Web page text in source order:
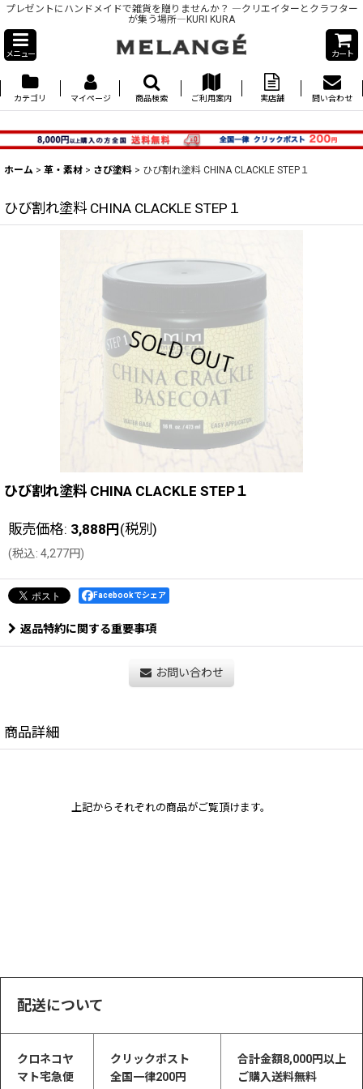
プレゼントにハンドメイドで雑貨を贈りませんか？ ―クリエイターとクラフター
が集う場所―KURI KURA
メニュー カート
カテゴリ マイページ 商品検索 ご利用案内 実店舗 問い合わせ
ホーム > 革・素材 > さび塗料 > ひび割れ塗料 CHINA CLACKLE STEP１
ひび割れ塗料 CHINA CLACKLE STEP１
ひび割れ塗料 CHINA CLACKLE STEP１
販売価格: 3,888円(税別)
(税込: 4,277円)
Facebookでシェア
返品特約に関する重要事項
お問い合わせ
商品詳細
上記からそれぞれの商品がご覧頂けます。
配送について
クロネコヤ
マト宅急便
クリックポスト
全国一律200円
合計金額8,000円以上
ご購入送料無料